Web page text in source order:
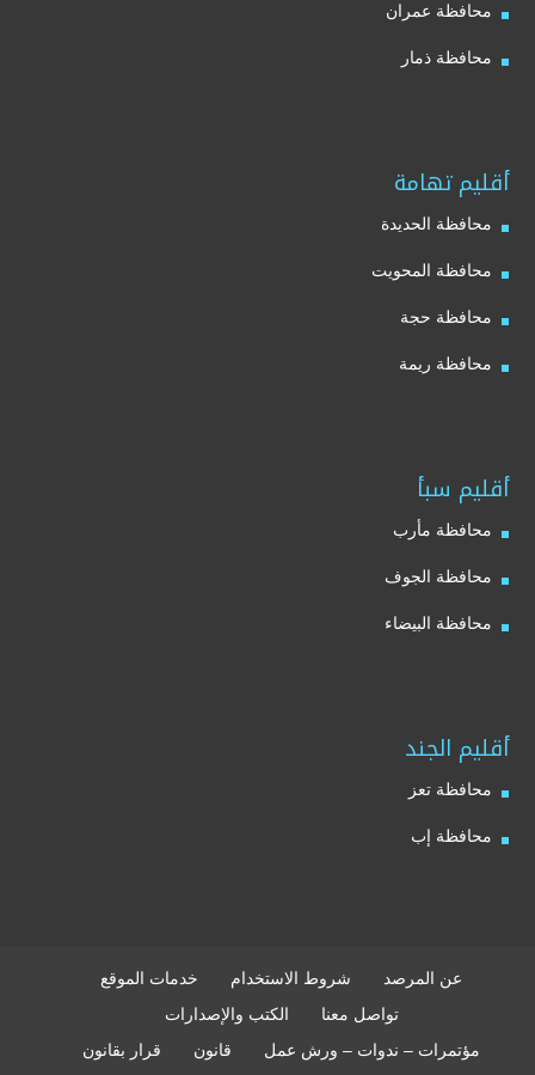
محافظة عمران
محافظة ذمار
أقليم تهامة
محافظة الحديدة
محافظة المحويت
محافظة حجة
محافظة ريمة
أقليم سبأ
محافظة مأرب
محافظة الجوف
محافظة البيضاء
أقليم الجند
محافظة تعز
محافظة إب
عن المرصد شروط الاستخدام
خدمات الموقع
تواصل معنا
الكتب والإصدارات
مؤتمرات – ندوات – ورش عمل
قانون قرار بقانون